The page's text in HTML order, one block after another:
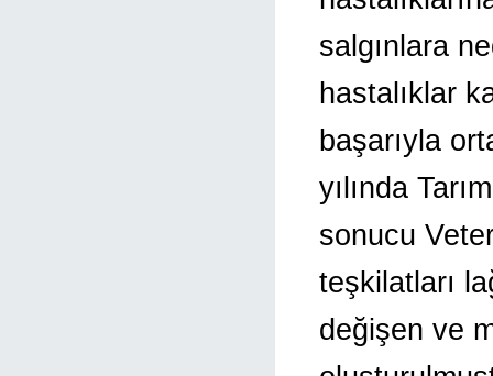
salgınlara
hastalıklar
başarıyla
yılında
sonucu
teşkilatları
değişen ve